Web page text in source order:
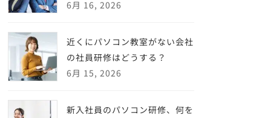
6月 16, 2026
近くにパソコン教室がない会社
の社員研修はどうする？
6月 15, 2026
新入社員のパソコン研修、何を